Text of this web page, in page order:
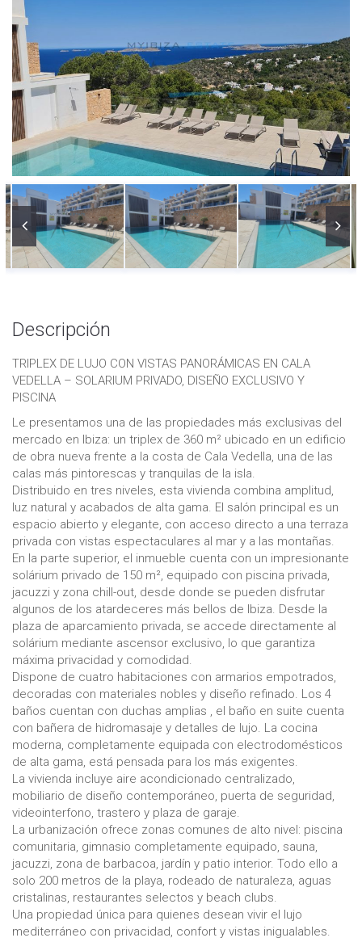
Descripción
TRIPLEX DE LUJO CON VISTAS PANORÁMICAS EN CALA
VEDELLA – SOLARIUM PRIVADO, DISEÑO EXCLUSIVO Y
PISCINA
Le presentamos una de las propiedades más exclusivas del
mercado en Ibiza: un triplex de 360 m² ubicado en un edificio
de obra nueva frente a la costa de Cala Vedella, una de las
calas más pintorescas y tranquilas de la isla.
Distribuido en tres niveles, esta vivienda combina amplitud,
luz natural y acabados de alta gama. El salón principal es un
espacio abierto y elegante, con acceso directo a una terraza
privada con vistas espectaculares al mar y a las montañas.
En la parte superior, el inmueble cuenta con un impresionante
solárium privado de 150 m², equipado con piscina privada,
jacuzzi y zona chill-out, desde donde se pueden disfrutar
algunos de los atardeceres más bellos de Ibiza. Desde la
plaza de aparcamiento privada, se accede directamente al
solárium mediante ascensor exclusivo, lo que garantiza
máxima privacidad y comodidad.
Dispone de cuatro habitaciones con armarios empotrados,
decoradas con materiales nobles y diseño refinado. Los 4
baños cuentan con duchas amplias , el baño en suite cuenta
con bañera de hidromasaje y detalles de lujo. La cocina
moderna, completamente equipada con electrodomésticos
de alta gama, está pensada para los más exigentes.
La vivienda incluye aire acondicionado centralizado,
mobiliario de diseño contemporáneo, puerta de seguridad,
videointerfono, trastero y plaza de garaje.
La urbanización ofrece zonas comunes de alto nivel: piscina
comunitaria, gimnasio completamente equipado, sauna,
jacuzzi, zona de barbacoa, jardín y patio interior. Todo ello a
solo 200 metros de la playa, rodeado de naturaleza, aguas
cristalinas, restaurantes selectos y beach clubs.
Una propiedad única para quienes desean vivir el lujo
mediterráneo con privacidad, confort y vistas inigualables.